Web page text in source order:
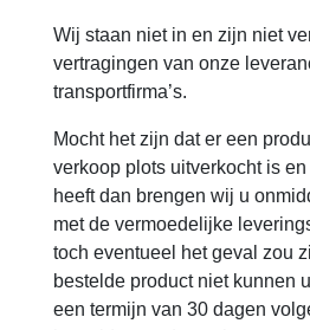
Wij staan niet in en zijn niet
vertragingen van onze
transportfirma’s.
Mocht het zijn dat er een
verkoop plots uitverkocht is
heeft dan brengen wij u
met de vermoedelijke
toch eventueel het geval zou
bestelde product niet kunnen
een termijn van 30 dagen